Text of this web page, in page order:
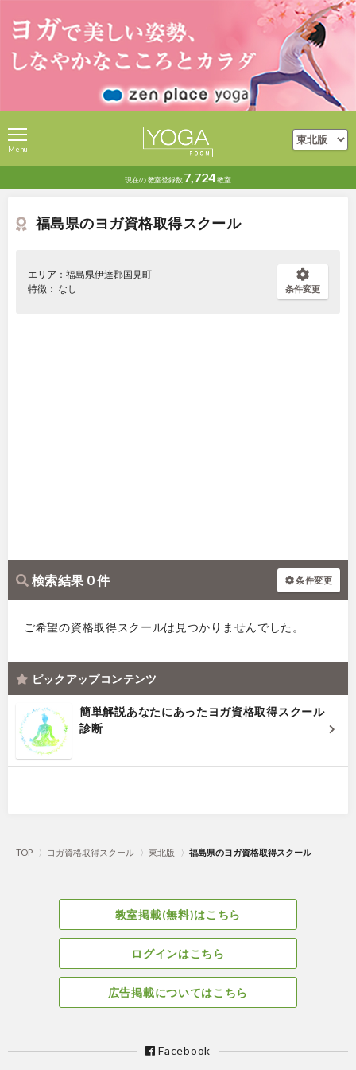
現在の教室登録数 7,724教室
Menu
福島県のヨガ資格取得スクール
エリア：福島県伊達郡国見町
特徴： なし
条件変更
検索結果 0 件 条件変更
ご希望の資格取得スクールは見つかりませんでした。
ピックアップコンテンツ
簡単解説あなたにあったヨガ資格取得スクール
診断
TOP 〉 ヨガ資格取得スクール 〉 東北版 〉 福島県のヨガ資格取得スクール
教室掲載(無料)はこちら
ログインはこちら
広告掲載についてはこちら
Facebook